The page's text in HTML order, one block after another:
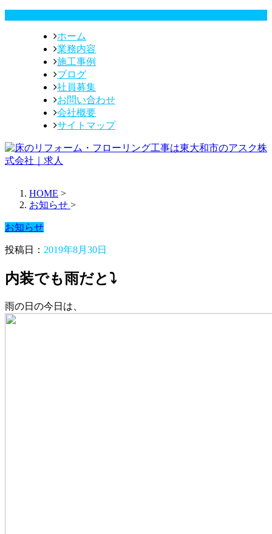
ホーム
業務内容
施工事例
ブログ
社員募集
お問い合わせ
会社概要
サイトマップ
HOME >
お知らせ >
お知らせ
投稿日： 2019年8月30日
内装でも雨だと⤵︎
雨の日の今日は、